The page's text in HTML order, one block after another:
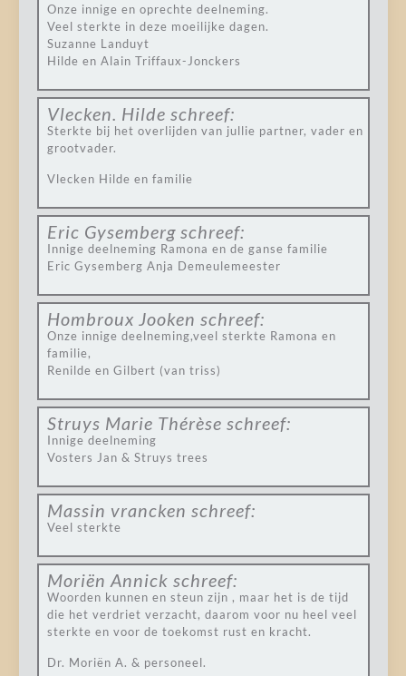
Onze innige en oprechte deelneming.
Veel sterkte in deze moeilijke dagen.
Suzanne Landuyt
Hilde en Alain Triffaux-Jonckers
Vlecken. Hilde schreef:
Sterkte bij het overlijden van jullie partner, vader en
grootvader.
Vlecken Hilde en familie
Eric Gysemberg schreef:
Innige deelneming Ramona en de ganse familie
Eric Gysemberg Anja Demeulemeester
Hombroux Jooken schreef:
Onze innige deelneming,veel sterkte Ramona en
familie,
Renilde en Gilbert (van triss)
Struys Marie Thérèse schreef:
Innige deelneming
Vosters Jan & Struys trees
Massin vrancken schreef:
Veel sterkte
Moriën Annick schreef:
Woorden kunnen en steun zijn , maar het is de tijd
die het verdriet verzacht, daarom voor nu heel veel
sterkte en voor de toekomst rust en kracht.
Dr. Moriën A. & personeel.